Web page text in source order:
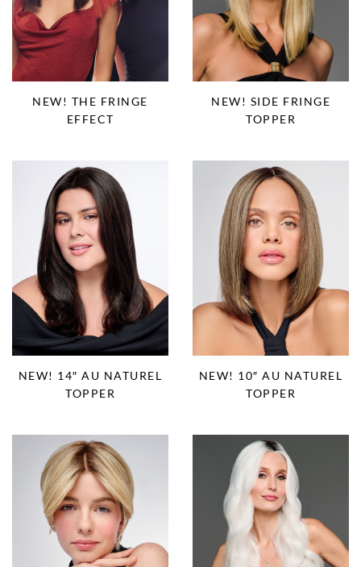
NEW! THE FRINGE
EFFECT
NEW! SIDE FRINGE
TOPPER
NEW! 14″ AU NATUREL
TOPPER
NEW! 10″ AU NATUREL
TOPPER